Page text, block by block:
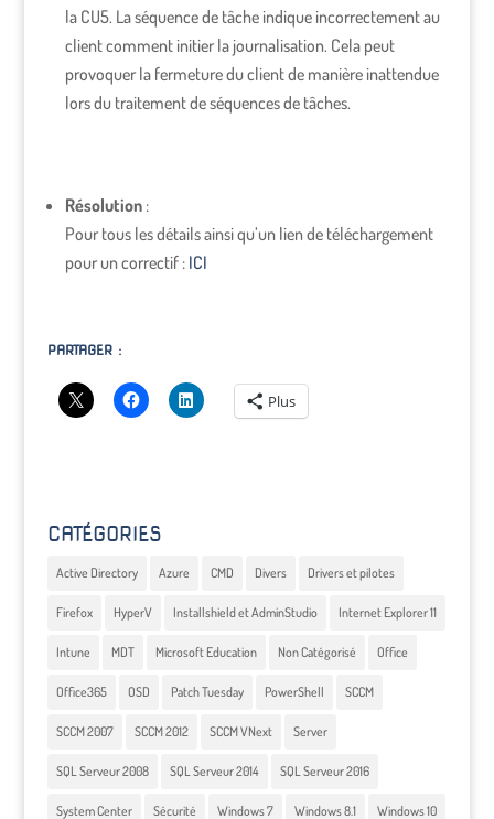
la CU5. La séquence de tâche indique incorrectement au
client comment initier la journalisation. Cela peut
provoquer la fermeture du client de manière inattendue
lors du traitement de séquences de tâches.
Résolution:
Pour tous les détails ainsi qu’un lien de téléchargement
pour un correctif : ICI
PARTAGER :
Plus
CATÉGORIES
Active Directory Azure CMD Divers Drivers et pilotes
Firefox HyperV Installshield et AdminStudio Internet Explorer 11
Intune MDT Microsoft Education Non Catégorisé Office
Office365 OSD Patch Tuesday PowerShell SCCM
SCCM 2007 SCCM 2012 SCCM VNext Server
SQL Serveur 2008 SQL Serveur 2014 SQL Serveur 2016
System Center Sécurité Windows 7 Windows 8.1 Windows 10